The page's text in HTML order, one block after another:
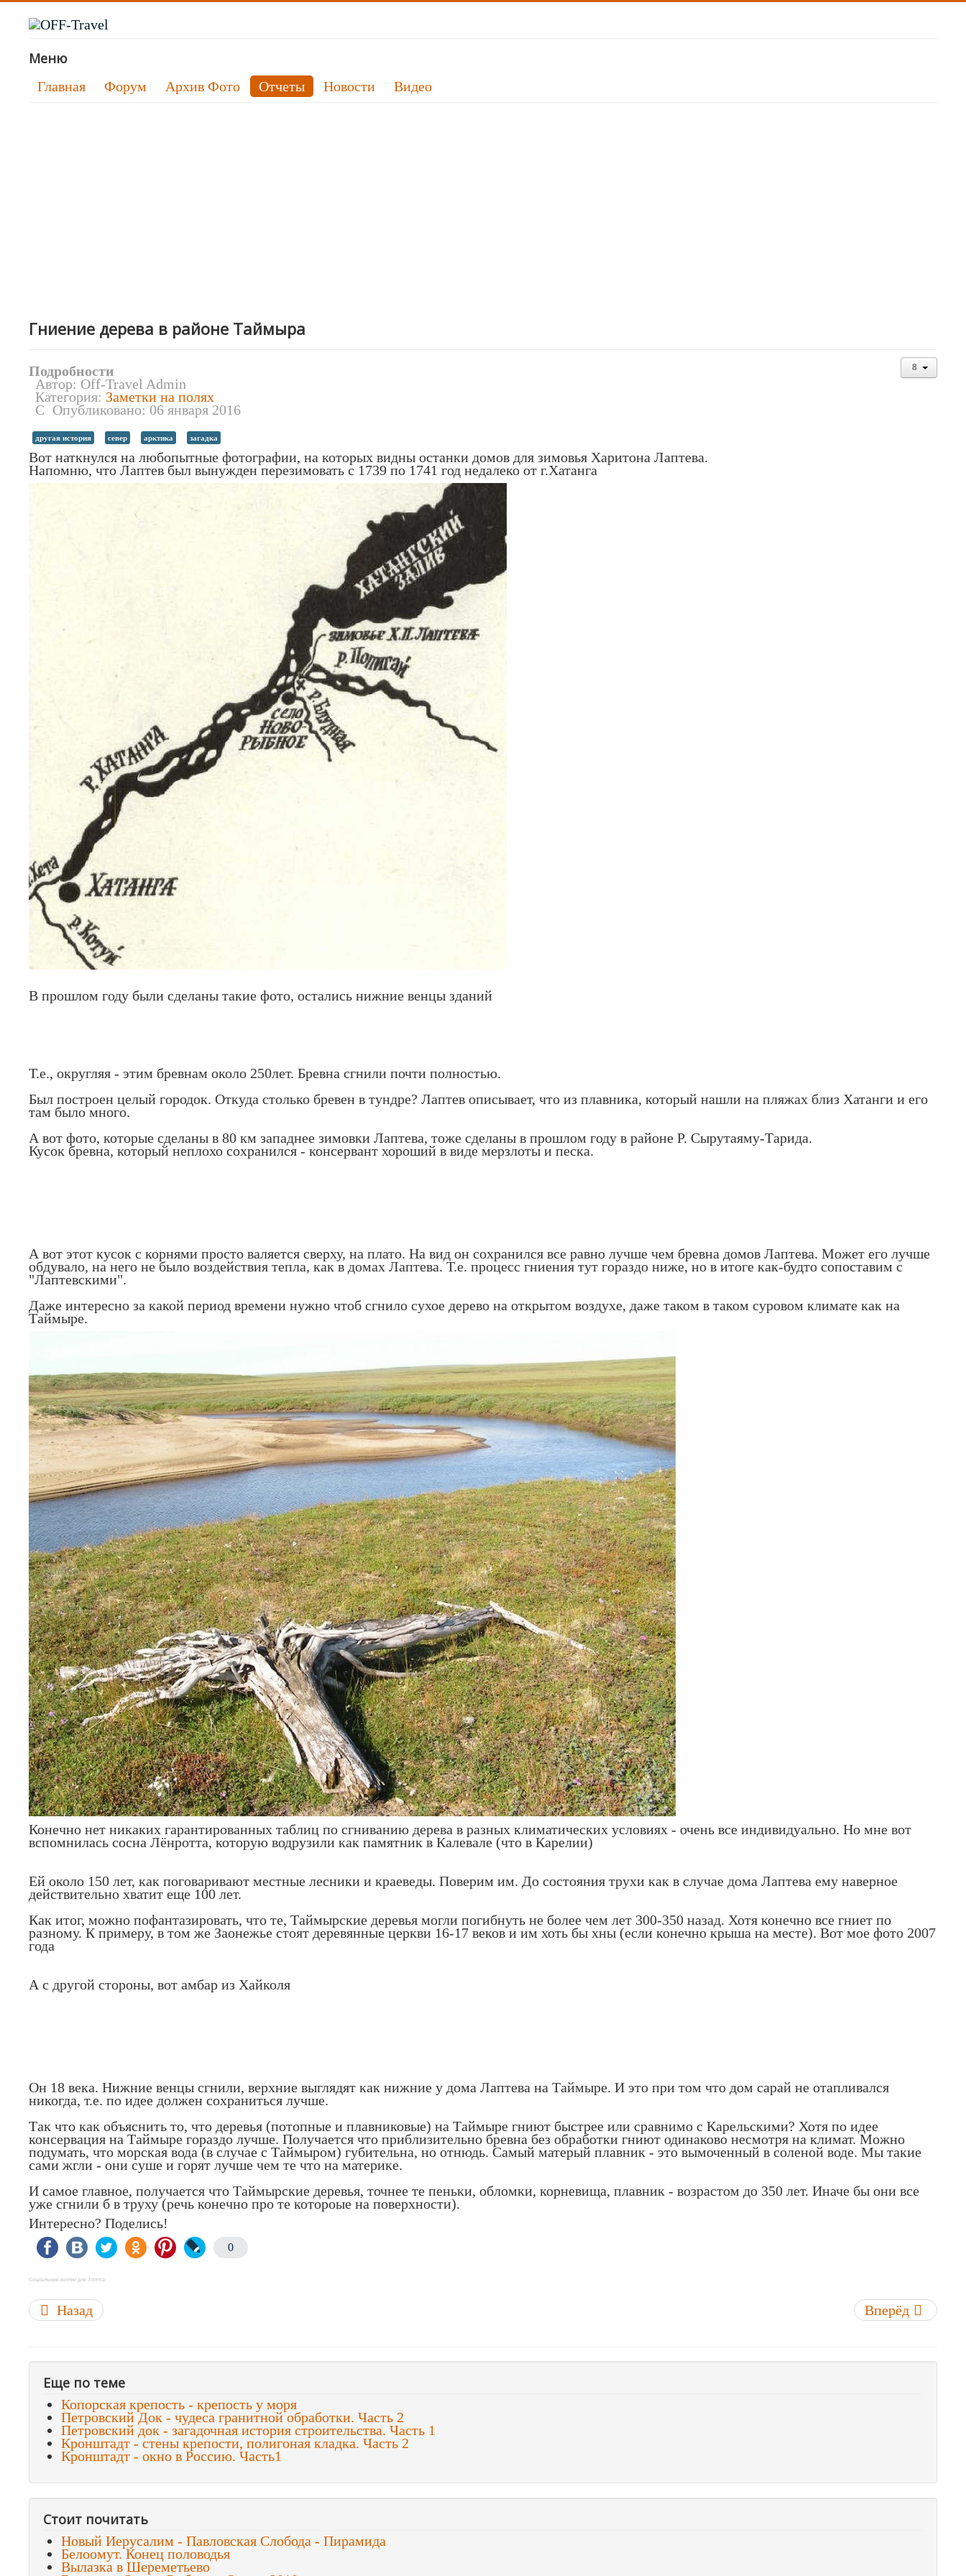
Меню
Главная Форум Архив Фото Отчеты Новости Видео
Гниение дерева в районе Таймыра
Подробности
Автор: Off-Travel Admin
Категория: Заметки на полях
Опубликовано: 06 января 2016
другая история север арктика загадка
Вот наткнулся на любопытные фотографии, на которых видны останки домов для зимовья Харитона Лаптева.
Напомню, что Лаптев был вынужден перезимовать с 1739 по 1741 год недалеко от г.Хатанга
В прошлом году были сделаны такие фото, остались нижние венцы зданий
Т.е., округляя - этим бревнам около 250лет. Бревна сгнили почти полностью.
Был построен целый городок. Откуда столько бревен в тундре? Лаптев описывает, что из плавника, который нашли на пляжах близ Хатанги и его
там было много.
А вот фото, которые сделаны в 80 км западнее зимовки Лаптева, тоже сделаны в прошлом году в районе Р. Сырутаяму-Тарида.
Кусок бревна, который неплохо сохранился - консервант хороший в виде мерзлоты и песка.
А вот этот кусок с корнями просто валяется сверху, на плато. На вид он сохранился все равно лучше чем бревна домов Лаптева. Может его лучше
обдувало, на него не было воздействия тепла, как в домах Лаптева. Т.е. процесс гниения тут гораздо ниже, но в итоге как-будто сопоставим с
"Лаптевскими".
Даже интересно за какой период времени нужно чтоб сгнило сухое дерево на открытом воздухе, даже таком в таком суровом климате как на
Таймыре.
Конечно нет никаких гарантированных таблиц по сгниванию дерева в разных климатических условиях - очень все индивидуально. Но мне вот
вспомнилась сосна Лёнротта, которую водрузили как памятник в Калевале (что в Карелии)
Ей около 150 лет, как поговаривают местные лесники и краеведы. Поверим им. До состояния трухи как в случае дома Лаптева ему наверное
действительно хватит еще 100 лет.
Как итог, можно пофантазировать, что те, Таймырские деревья могли погибнуть не более чем лет 300-350 назад. Хотя конечно все гниет по
разному. К примеру, в том же Заонежье стоят деревянные церкви 16-17 веков и им хоть бы хны (если конечно крыша на месте). Вот мое фото 2007
года
А с другой стороны, вот амбар из Хайколя
Он 18 века. Нижние венцы сгнили, верхние выглядят как нижние у дома Лаптева на Таймыре. И это при том что дом сарай не отапливался
никогда, т.е. по идее должен сохраниться лучше.
Так что как объяснить то, что деревья (потопные и плавниковые) на Таймыре гниют быстрее или сравнимо с Карельскими? Хотя по идее
консервация на Таймыре гораздо лучше. Получается что приблизительно бревна без обработки гниют одинаково несмотря на климат. Можно
подумать, что морская вода (в случае с Таймыром) губительна, но отнюдь. Самый матерый плавник - это вымоченный в соленой воде. Мы такие
сами жгли - они суше и горят лучше чем те что на материке.
И самое главное, получается что Таймырские деревья, точнее те пеньки, обломки, корневища, плавник - возрастом до 350 лет. Иначе бы они все
уже сгнили б в труху (речь конечно про те котороые на поверхности).
Интересно? Поделись!
0
Социальные кнопки для Joomla
Назад Вперёд
Еще по теме
Копорская крепость - крепость у моря
Петровский Док - чудеса гранитной обработки. Часть 2
Петровский док - загадочная история строительства. Часть 1
Кронштадт - стены крепости, полигоная кладка. Часть 2
Кронштадт - окно в Россию. Часть1
Стоит почитать
Новый Иерусалим - Павловская Слобода - Пирамида
Белоомут. Конец половодья
Вылазка в Шереметьево